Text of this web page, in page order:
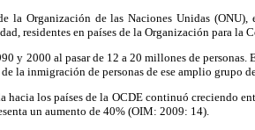
la Organización de las Naciones Unidas
residentes en países de la Organización para
y 2000 al pasar de 12 a 20 millones de
la inmigración de personas de ese amplio grupo
hacia los países de la OCDE continuó creciendo
un aumento de 40% (OIM: 2009: 14).